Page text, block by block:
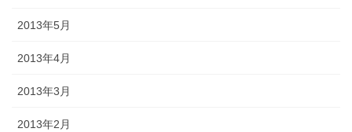
2013年5月
2013年4月
2013年3月
2013年2月